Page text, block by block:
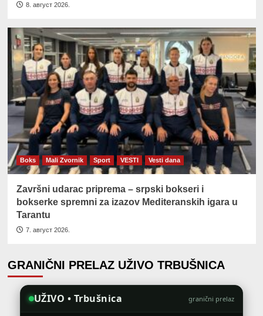
8. август 2026.
Boks Mali Zvornik Sport VESTI Vesti dana
Završni udarac priprema – srpski bokseri i
bokserke spremni za izazov Mediteranskih igara u
Tarantu
7. август 2026.
GRANIČNI PRELAZ UŽIVO TRBUŠNICA
UŽIVO • Trbušnica granični prelaz